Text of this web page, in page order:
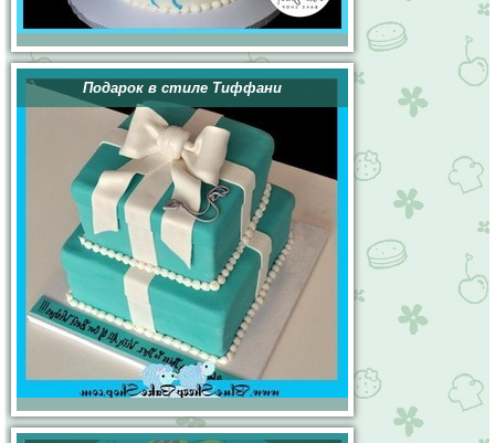
Подарок в стиле Тиффани